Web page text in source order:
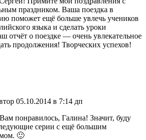
праздником. Ваша поездка в
поможет ещё больше увлечь учеников
языка и сделать уроки
отчёт о поездке — очень увлекательное
продолжения! Творческих успехов!
05.10.2014 в 7:14 дп
понравилось, Галина! Значит, буду
серии с ещё большим
🙂